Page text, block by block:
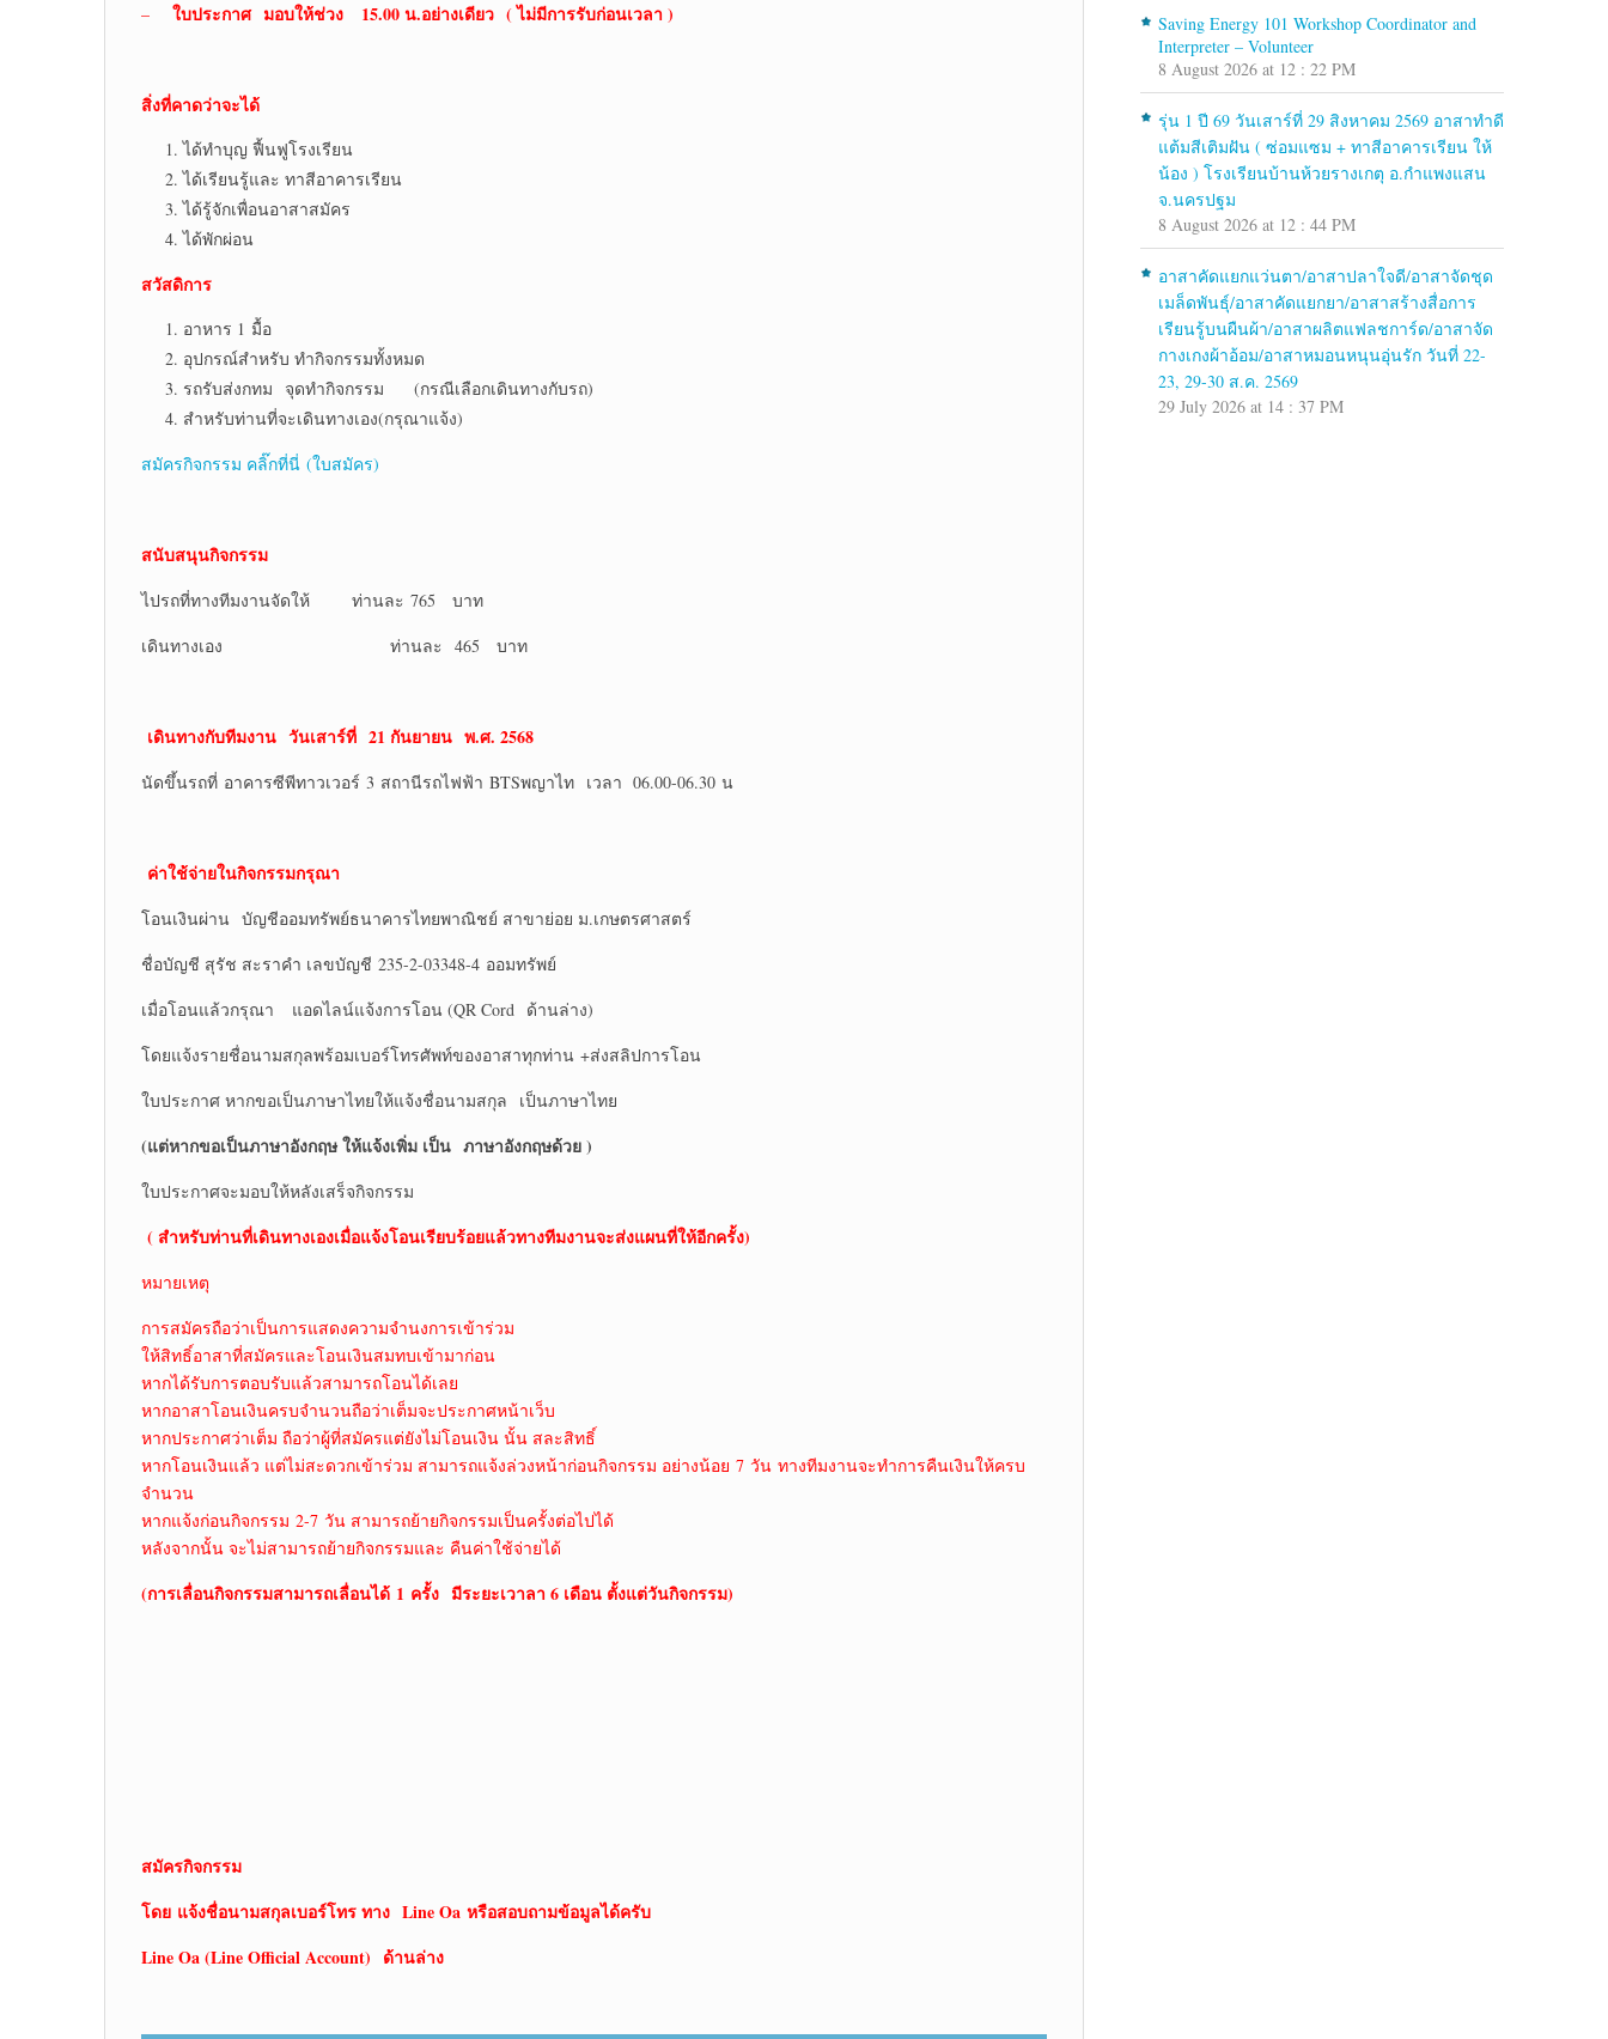
– ใบประกาศมอบให้ช่วง 15.00 น.อย่างเดียว ( ไม่มีการรับก่อนเวลา )
สิ่งที่คาดว่าจะได้
ได้ทำบุญ ฟื้นฟูโรงเรียน
ได้เรียนรู้และ ทาสีอาคารเรียน
ได้รู้จักเพื่อนอาสาสมัคร
ได้พักผ่อน
สวัสดิการ
อาหาร 1 มื้อ
อุปกรณ์สำหรับ ทำกิจกรรมทั้งหมด
รถรับส่งกทม จุดทำกิจกรรม (กรณีเลือกเดินทางกับรถ)
สำหรับท่านที่จะเดินทางเอง(กรุณาแจ้ง)
สมัครกิจกรรม คลิ๊กที่นี่ (ใบสมัคร)
สนับสนุนกิจกรรม
ไปรถที่ทางทีมงานจัดให้ ท่านละ 765 บาท
เดินทางเอง ท่านละ 465 บาท
เดินทางกับทีมงาน วันเสาร์ที่ 21 กันยายน พ.ศ. 2568
นัดขึ้นรถที่ อาคารซีพีทาวเวอร์ 3 สถานีรถไฟฟ้า BTSพญาไท เวลา 06.00-06.30 น
ค่าใช้จ่ายในกิจกรรมกรุณา
โอนเงินผ่าน บัญชีออมทรัพย์ธนาคารไทยพาณิชย์ สาขาย่อย ม.เกษตรศาสตร์
ชื่อบัญชี สุรัช สะราคำ เลขบัญชี 235-2-03348-4 ออมทรัพย์
เมื่อโอนแล้วกรุณา แอดไลน์แจ้งการโอน (QR Cord ด้านล่าง)
โดยแจ้งรายชื่อนามสกุลพร้อมเบอร์โทรศัพท์ของอาสาทุกท่าน +ส่งสลิปการโอน
ใบประกาศ หากขอเป็นภาษาไทยให้แจ้งชื่อนามสกุล เป็นภาษาไทย
(แต่หากขอเป็นภาษาอังกฤษ ให้แจ้งเพิ่ม เป็น ภาษาอังกฤษด้วย )
ใบประกาศจะมอบให้หลังเสร็จกิจกรรม
( สำหรับท่านที่เดินทางเองเมื่อแจ้งโอนเรียบร้อยแล้วทางทีมงานจะส่งแผนที่ให้อีกครั้ง)
หมายเหตุ
การสมัครถือว่าเป็นการแสดงความจำนงการเข้าร่วม
ให้สิทธิ์อาสาที่สมัครและโอนเงินสมทบเข้ามาก่อน
หากได้รับการตอบรับแล้วสามารถโอนได้เลย
หากอาสาโอนเงินครบจำนวนถือว่าเต็มจะประกาศหน้าเว็บ
หากประกาศว่าเต็ม ถือว่าผู้ที่สมัครแต่ยังไม่โอนเงิน นั้น สละสิทธิ์
หากโอนเงินแล้ว แต่ไม่สะดวกเข้าร่วม สามารถแจ้งล่วงหน้าก่อนกิจกรรม อย่างน้อย 7 วัน ทางทีมงานจะทำการคืนเงินให้ครบ
จำนวน
หากแจ้งก่อนกิจกรรม 2-7 วัน สามารถย้ายกิจกรรมเป็นครั้งต่อไปได้
หลังจากนั้น จะไม่สามารถย้ายกิจกรรมและ คืนค่าใช้จ่ายได้
(การเลื่อนกิจกรรมสามารถเลื่อนได้ 1 ครั้ง มีระยะเวาลา 6 เดือน ตั้งแต่วันกิจกรรม)
สมัครกิจกรรม
โดย แจ้งชื่อนามสกุลเบอร์โทร ทาง Line Oa หรือสอบถามข้อมูลได้ครับ
Line Oa (Line Official Account) ด้านล่าง
Saving Energy 101 Workshop Coordinator and
Interpreter – Volunteer
8 August 2026 at 12 : 22 PM
รุ่น 1 ปี 69 วันเสาร์ที่ 29 สิงหาคม 2569 อาสาทำดี
แต้มสีเติมฝัน ( ซ่อมแซม + ทาสีอาคารเรียน ให้
น้อง ) โรงเรียนบ้านห้วยรางเกตุ อ.กำแพงแสน
จ.นครปฐม
8 August 2026 at 12 : 44 PM
อาสาคัดแยกแว่นตา/อาสาปลาใจดี/อาสาจัดชุด
เมล็ดพันธุ์/อาสาคัดแยกยา/อาสาสร้างสื่อการ
เรียนรู้บนผืนผ้า/อาสาผลิตแฟลชการ์ด/อาสาจัด
กางเกงผ้าอ้อม/อาสาหมอนหนุนอุ่นรัก วันที่ 22-
23, 29-30 ส.ค. 2569
29 July 2026 at 14 : 37 PM